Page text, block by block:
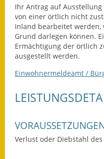
Ihr Antrag auf Ausstellung
von einer örtlich nicht
Inland bearbeitet werden,
Grund darlegen können.
Ermächtigung der örtlich
ausgestellt werden.
Einwohnermeldeamt /
Verlust oder Diebstahl des